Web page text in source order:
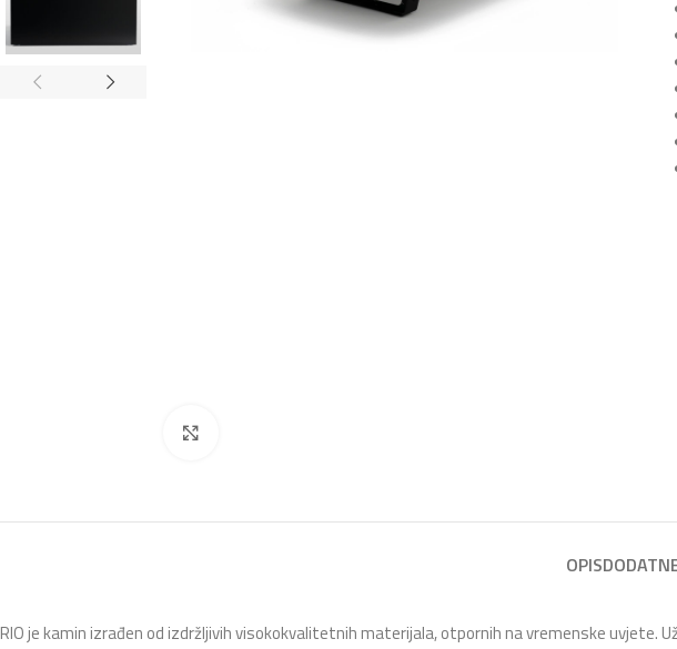
OPIS
RIO je kamin izrađen od izdržljivih visokokvalitetnih materijala, otpornih na vremenske uvjete.